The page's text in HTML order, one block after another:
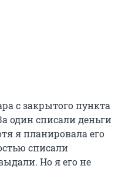
с закрытого пункта
один списали деньги
я планировала его
списали
Но я его не